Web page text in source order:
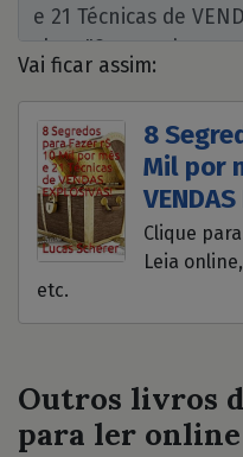
Vai ficar assim:
8
Mil por
Clique
Leia
etc.
Outros livros
para ler